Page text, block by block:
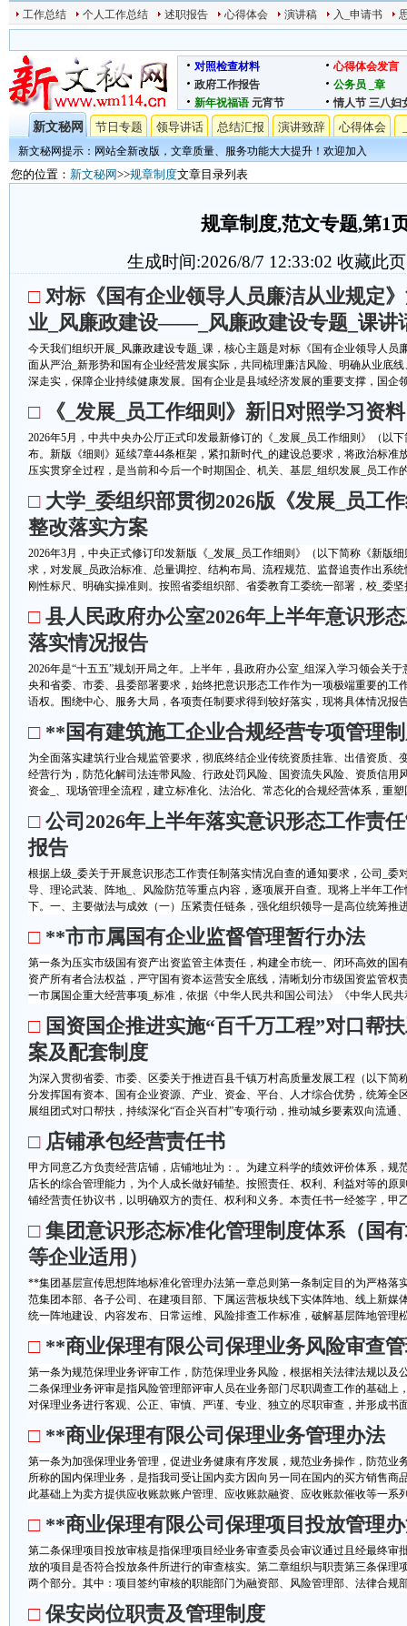
工作总结 个人工作总结 述职报告 心得体会 演讲稿 入_申请书
对照检查材料
心得体会发言
政府工作报告
公务员
_章
新年祝福语 元宵节 情人节 三八妇
新文秘网 节日专题 领导讲话 总结汇报 演讲致辞 心得体会
新文秘网提示：网站全新改版，文章质量、服务功能大大提升！欢迎加入
您的位置： 新文秘网>>规章制度文章目录列表
规章制度,范文专题,第1
生成时间:2026/8/7 12:33:02 收藏此页
□ 对标《国有企业领导人员廉洁从业规定
业_风廉政建设——_风廉政建设专题_课讲
今天我们组织开展_风廉政建设专题_课，核心主题是对标《国有企业领导人员
面从严治_新形势和国有企业经营发展实际，共同梳理廉洁风险、明确从业底
深走实，保障企业持续健康发展。国有企业是县域经济发展的重要支撑，国企
□ 《_发展_员工作细则》新旧对照学习资料
2026年5月，中共中央办公厅正式印发最新修订的《_发展_员工作细则》（以
布。新版《细则》延续7章44条框架，紧扣新时代_的建设总要求，将政治标准
压实贯穿全过程，是当前和今后一个时期国企、机关、基层_组织发展_员工作
□ 大学_委组织部贯彻2026版《发展_员工
整改落实方案
2026年3月，中央正式修订印发新版《_发展_员工作细则》（以下简称《新版
求，对发展_员政治标准、总量调控、结构布局、流程规范、监督追责作出系
刚性标尺、明确实操准则。按照省委组织部、省委教育工委统一部署，校_委坚
□ 县人民政府办公室2026年上半年意识形
落实情况报告
2026年是“十五五”规划开局之年。上半年，县政府办公室_组深入学习领会关
央和省委、市委、县委部署要求，始终把意识形态工作作为一项极端重要的工
语权。围绕中心、服务大局，各项责任制要求得到较好落实，现将具体情况报
□ **国有建筑施工企业合规经营专项管理
为全面落实建筑行业合规监管要求，彻底终结企业传统资质挂靠、出借资质、
经营行为，防范化解司法连带风险、行政处罚风险、国资流失风险、资质信用
资金_、现场管理全流程，建立标准化、法治化、常态化的合规经营体系，重
□ 公司2026年上半年落实意识形态工作责
报告
根据上级_委关于开展意识形态工作责任制落实情况自查的通知要求，公司_委
导、理论武装、阵地_、风险防范等重点内容，逐项展开自查。现将上半年工
下。一、主要做法与成效（一）压紧责任链条，强化组织领导一是高位统筹推
□ **市市属国有企业监督管理暂行办法
第一条为压实市级国有资产出资监管主体责任，构建全市统一、闭环高效的国
资产所有者合法权益，严守国有资本运营安全底线，清晰划分市级国资监管权
一市属国企重大经营事项_标准，依据《中华人民共和国公司法》《中华人民
□ 国资国企推进实施“百千万工程”对口帮
案及配套制度
为深入贯彻省委、市委、区委关于推进百县千镇万村高质量发展工程（以下简
分发挥国有资本、国有企业资源、产业、资金、平台、人才综合优势，统筹全
展组团式对口帮扶，持续深化“百企兴百村”专项行动，推动城乡要素双向流通
□ 店铺承包经营责任书
甲方同意乙方负责经营店铺，店铺地址为：。为建立科学的绩效评价体系，规
店长的综合管理能力，为个人成长做好铺垫。按照责任、权利、利益对等的原
铺经营责任协议书，以明确双方的责任、权利和义务。本责任书一经签字，甲
□ 集团意识形态标准化管理制度体系（国
等企业适用）
**集团基层宣传思想阵地标准化管理办法第一章总则第一条制定目的为严格落
范集团本部、各子公司、在建项目部、下属运营板块线下实体阵地、线上新媒
统一阵地建设、内容发布、日常运维、风险排查工作标准，破解基层阵地管理
□ **商业保理有限公司保理业务风险审查
第一条为规范保理业务评审工作，防范保理业务风险，根据相关法律法规以及
二条保理业务评审是指风险管理部评审人员在业务部门尽职调查工作的基础上
对保理业务进行客观、公正、审慎、严谨、专业、独立的尽职审查，并形成书
□ **商业保理有限公司保理业务管理办法
第一条为加强保理业务管理，促进业务健康有序发展，规范业务操作，防范业
所称的国内保理业务，是指我司受让国内卖方因向另一同在国内的买方销售商
此基础上为卖方提供应收账款账户管理、应收账款融资、应收账款催收等一系
□ **商业保理有限公司保理项目投放管理
第二条保理项目投放审核是指保理项目经业务审查委员会审议通过且经最终审
放的项目是否符合投放条件所进行的审查核实。第二章组织与职责第三条保理
两个部分。其中：项目签约审核的职能部门为融资部、风险管理部、法律合规
□ 保安岗位职责及管理制度